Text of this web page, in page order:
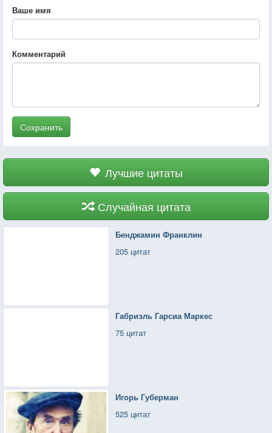
Ваше имя
Комментарий
Сохранить
Лучшие цитаты
Случайная цитата
Бенджамин Франклин
205 цитат
Габриэль Гарсиа Маркес
75 цитат
Игорь Губерман
525 цитат